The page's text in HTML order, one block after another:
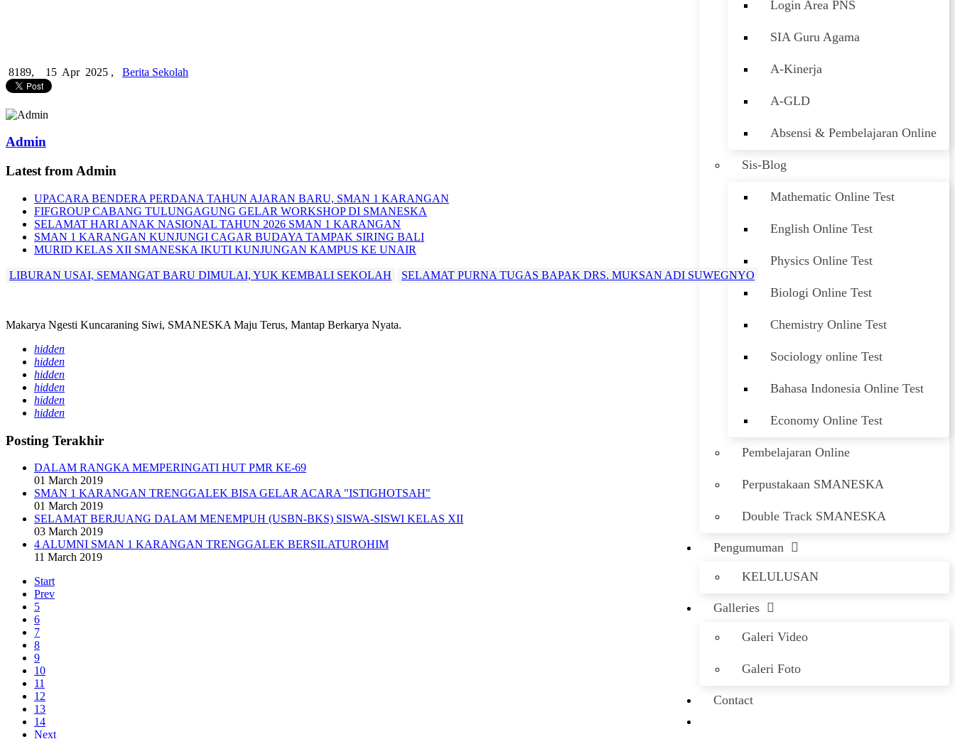
Login Area PNS
SIA Guru Agama
A-Kinerja
A-GLD
Absensi & Pembelajaran Online
Sis-Blog
Mathematic Online Test
English Online Test
Physics Online Test
Biologi Online Test
Chemistry Online Test
Sociology online Test
Bahasa Indonesia Online Test
Economy Online Test
Pembelajaran Online
Perpustakaan SMANESKA
Double Track SMANESKA
Pengumuman
KELULUSAN
Galleries
Galeri Video
Galeri Foto
Contact
8189, 15 Apr 2025 , Berita Sekolah
Admin
Latest from Admin
UPACARA BENDERA PERDANA TAHUN AJARAN BARU, SMAN 1 KARANGAN
FIFGROUP CABANG TULUNGAGUNG GELAR WORKSHOP DI SMANESKA
SELAMAT HARI ANAK NASIONAL TAHUN 2026 SMAN 1 KARANGAN
SMAN 1 KARANGAN KUNJUNGI CAGAR BUDAYA TAMPAK SIRING BALI
MURID KELAS XII SMANESKA IKUTI KUNJUNGAN KAMPUS KE UNAIR
LIBURAN USAI, SEMANGAT BARU DIMULAI, YUK KEMBALI SEKOLAH SELAMAT PURNA TUGAS BAPAK DRS. MUKSAN ADI SUWEGNYO
Makarya Ngesti Kuncaraning Siwi, SMANESKA Maju Terus, Mantap Berkarya Nyata.
hidden
hidden
hidden
hidden
hidden
hidden
Posting Terakhir
DALAM RANGKA MEMPERINGATI HUT PMR KE-69
01 March 2019
SMAN 1 KARANGAN TRENGGALEK BISA GELAR ACARA "ISTIGHOTSAH"
01 March 2019
SELAMAT BERJUANG DALAM MENEMPUH (USBN-BKS) SISWA-SISWI KELAS XII
03 March 2019
4 ALUMNI SMAN 1 KARANGAN TRENGGALEK BERSILATUROHIM
11 March 2019
Start
Prev
5
6
7
8
9
10
11
12
13
14
Next